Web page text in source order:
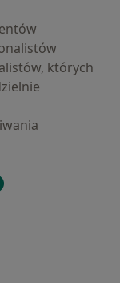
których